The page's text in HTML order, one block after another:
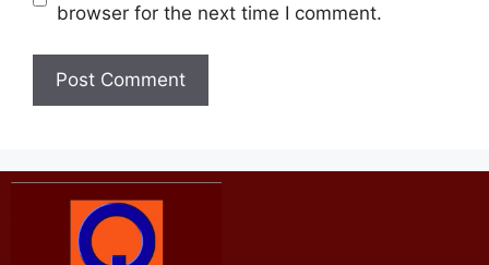
browser for the next time I comment.